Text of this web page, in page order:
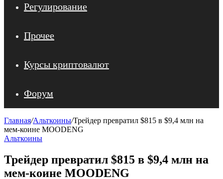
Регулирование
Прочее
Курсы криптовалют
Форум
Главная/Альткоины/Трейдер превратил $815 в $9,4 млн на
мем-коине MOODENG
Альткоины
Трейдер превратил $815 в $9,4 млн на
мем-коине MOODENG